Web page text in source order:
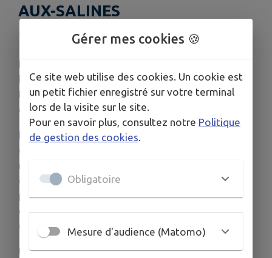
AUX-SALINES
Publié le vendredi 15 mai 2026 - Rosières-aux-Salines
Le mardi 12 mai 2026, nos aînés ont partagé une
belle journée de découverte à Colombey-les-
Deux-Églises, haut lieu de mémoire lié à Charles
de Gaulle.
La visite du mémorial a permis de retracer la vie
et l’engagement du Général à travers des espaces
riches en histoire et en émotion. Après un
déjeuner convivial apprécié de tous, le groupe a
poursuivi cette sortie culturelle avec la
découverte de La Boisserie, demeure familiale
empreinte de souvenirs et d’authenticité.
Une journée chaleureuse et enrichissante, placée
Gérer mes cookies 🍪
Ce site web utilise des cookies. Un cookie est
un petit fichier enregistré sur votre terminal
lors de la visite sur le site.
Pour en savoir plus, consultez notre Politique
de gestion des cookies.
Obligatoire
Mesure d'audience (Matomo)